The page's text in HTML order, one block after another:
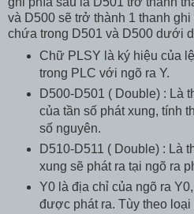
và D500 sẽ trở thành 1 thanh
chứa trong D501 và D500 dưới
Chữ PLSY là ký hiệu của
trong PLC với ngõ ra Y.
D500-D501 ( Double) : Là
của tần số phát xung, tính
số nguyên.
D510-D511 ( Double) : Là
xung sẽ phát ra tại ngõ ra
Y0 là địa chỉ của ngõ ra
được phát ra. Tùy theo